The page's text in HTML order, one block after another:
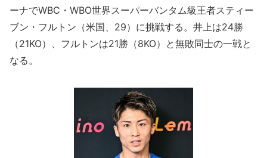
ーナでWBC・WBO世界スーパーバンタム級王者スティー
ブン・フルトン（米国、29）に挑戦する。井上は24勝
（21KO）、フルトンは21勝（8KO）と無敗同士の一戦と
なる。